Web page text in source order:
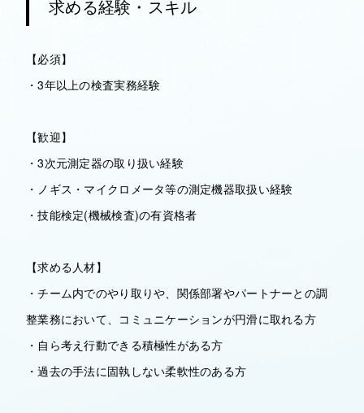
求める経験・スキル
【必須】
・3年以上の検査実務経験
【歓迎】
・3次元測定器の取り扱い経験
・ノギス・マイクロメータ等の測定機器取扱い経験
・技能検定(機械検査)の有資格者
【求める人材】
・チーム内でのやり取りや、関係部署やパートナーとの調
整業務において、コミュニケーションが円滑に取れる方
・自ら考え行動できる積極性がある方
・過去の手法に固執しない柔軟性のある方